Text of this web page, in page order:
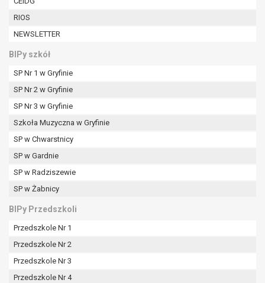
RIOS
NEWSLETTER
BIPy szkół
SP Nr 1 w Gryfinie
SP Nr 2 w Gryfinie
SP Nr 3 w Gryfinie
Szkoła Muzyczna w Gryfinie
SP w Chwarstnicy
SP w Gardnie
SP w Radziszewie
SP w Żabnicy
BIPy Przedszkoli
Przedszkole Nr 1
Przedszkole Nr 2
Przedszkole Nr 3
Przedszkole Nr 4
umownym.
zautomatyzowanemu podejmowaniu decyzji, w
tym również profilowaniu.